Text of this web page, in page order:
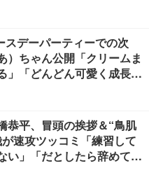
スデーパーティーでの次
）ちゃん公開「クリームま
」「どんどん可愛く成長し
恭平、冒頭の挨拶＆“鳥肌
速攻ツッコミ「練習して
い」「だとしたら辞めてく